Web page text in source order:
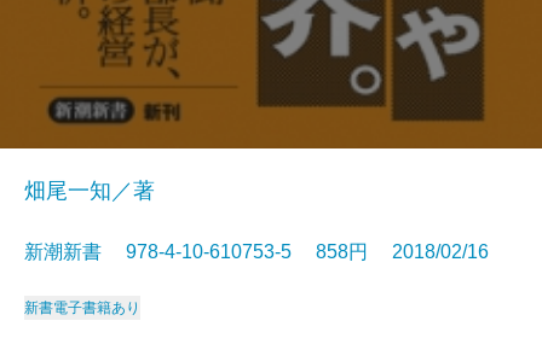
畑尾一知／著
新潮新書 978-4-10-610753-5 858円 2018/02/16
新書電子書籍あり